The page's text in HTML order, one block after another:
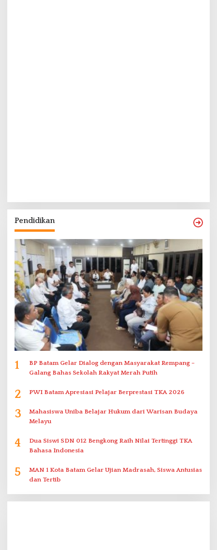
Pendidikan
1
BP Batam Gelar Dialog dengan Masyarakat Rempang –
Galang Bahas Sekolah Rakyat Merah Putih
2 PWI Batam Apresiasi Pelajar Berprestasi TKA 2026
3
Mahasiswa Uniba Belajar Hukum dari Warisan Budaya
Melayu
4
Dua Siswi SDN 012 Bengkong Raih Nilai Tertinggi TKA
Bahasa Indonesia
5
MAN 1 Kota Batam Gelar Ujian Madrasah, Siswa Antusias
dan Tertib